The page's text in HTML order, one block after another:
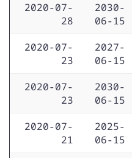
2020-07-
28
2030-
06-15
2020-07-
23
2027-
06-15
2020-07-
23
2030-
06-15
2020-07-
21
2025-
06-15